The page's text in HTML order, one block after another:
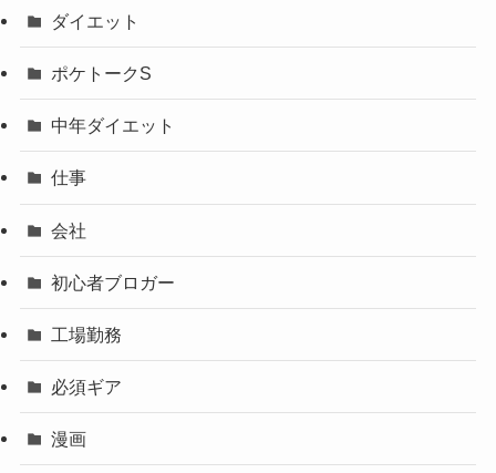
ダイエット
ポケトークS
中年ダイエット
仕事
会社
初心者ブロガー
工場勤務
必須ギア
漫画